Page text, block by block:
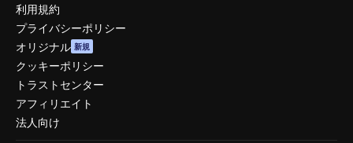
利用規約
プライバシーポリシー
オリジナル 新規
クッキーポリシー
トラストセンター
アフィリエイト
法人向け